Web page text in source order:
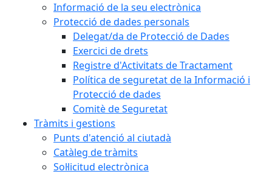
Informació de la seu electrònica
Protecció de dades personals
Delegat/da de Protecció de Dades
Exercici de drets
Registre d'Activitats de Tractament
Política de seguretat de la Informació i
Protecció de dades
Comitè de Seguretat
Tràmits i gestions
Punts d'atenció al ciutadà
Catàleg de tràmits
Sol·licitud electrònica